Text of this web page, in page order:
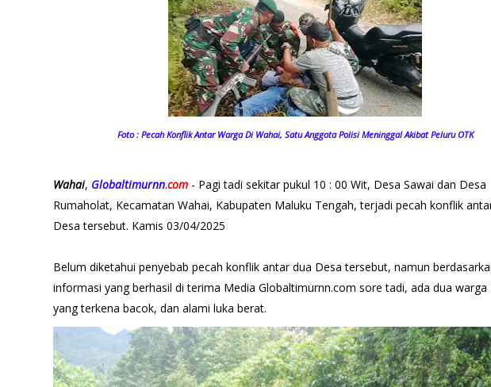
Foto : Pecah Konflik Antar Warga Di Wahai, Satu Anggota Polisi Meninggal Akibat Peluru OTK
Wahai, Globaltimurnn.com - Pagi tadi sekitar pukul 10 : 00 Wit, Desa Sawai dan Desa
Rumaholat, Kecamatan Wahai, Kabupaten Maluku Tengah, terjadi pecah konflik
Desa tersebut. Kamis 03/04/2025
Belum diketahui penyebab pecah konflik antar dua Desa tersebut, namun
informasi yang berhasil di terima Media Globaltimurnn.com sore tadi, ada dua warga
yang terkena bacok, dan alami luka berat.